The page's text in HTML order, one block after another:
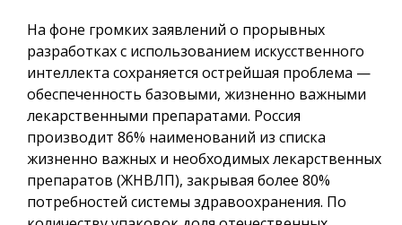
На фоне громких заявлений о прорывных
разработках с использованием искусственного
интеллекта сохраняется острейшая проблема —
обеспеченность базовыми, жизненно важными
лекарственными препаратами. Россия
производит 86% наименований из списка
жизненно важных и необходимых лекарственных
препаратов (ЖНВЛП), закрывая более 80%
потребностей системы здравоохранения. По